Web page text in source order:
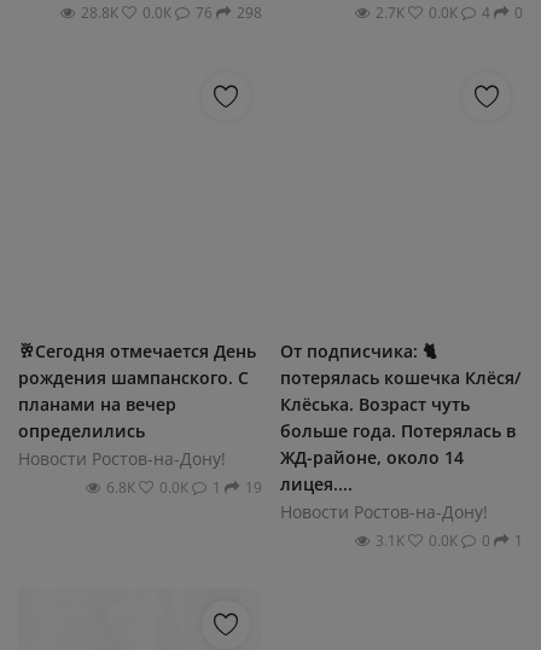
28.8К 0.0К 76 298 2.7К 0.0К 4 0
🥂Сегодня отмечается День
рождения шампанского. С
планами на вечер
определились
Новости Ростов-на-Дону!
6.8К 0.0К 1 19
От подписчика: 🐈
потерялась кошечка Клёся/
Клёська. Возраст чуть
больше года. Потерялась в
ЖД-районе, около 14
лицея....
Новости Ростов-на-Дону!
3.1К 0.0К 0 1